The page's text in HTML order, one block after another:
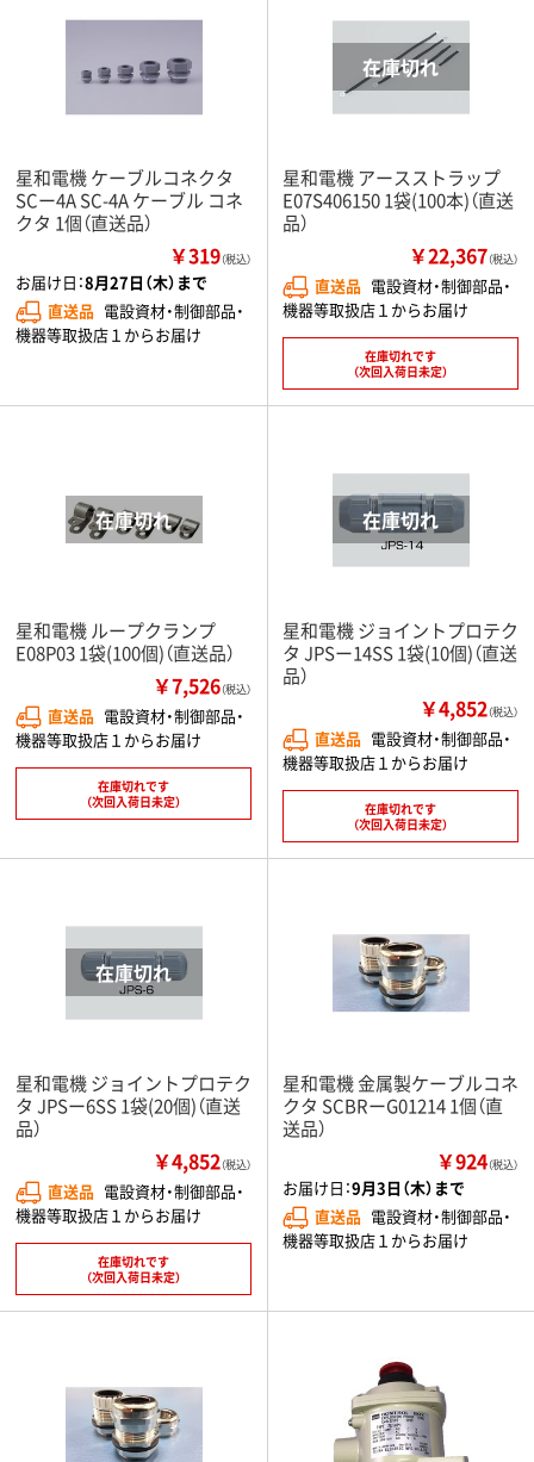
星和電機 ケーブルコネクタ
SCー4A SC-4A ケーブル コネ
クタ 1個（直送品）
￥319（税込）
お届け日：8月27日（木）まで
直送品 電設資材・制御部品・
機器等取扱店１からお届け
星和電機 アースストラップ
E07S406150 1袋(100本)（直送
品）
￥22,367（税込）
直送品 電設資材・制御部品・
機器等取扱店１からお届け
在庫切れです
（次回入荷日未定）
星和電機 ループクランプ
E08P03 1袋(100個)（直送品）
￥7,526（税込）
直送品 電設資材・制御部品・
機器等取扱店１からお届け
在庫切れです
（次回入荷日未定）
星和電機 ジョイントプロテク
タ JPSー14SS 1袋(10個)（直送
品）
￥4,852（税込）
直送品 電設資材・制御部品・
機器等取扱店１からお届け
在庫切れです
（次回入荷日未定）
星和電機 ジョイントプロテク
タ JPSー6SS 1袋(20個)（直送
品）
￥4,852（税込）
直送品 電設資材・制御部品・
機器等取扱店１からお届け
在庫切れです
（次回入荷日未定）
星和電機 金属製ケーブルコネ
クタ SCBRーG01214 1個（直
送品）
￥924（税込）
お届け日：9月3日（木）まで
直送品 電設資材・制御部品・
機器等取扱店１からお届け